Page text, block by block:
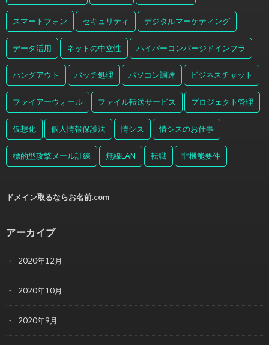
スマートフォン セキュリティ デジタルマーケティング
データ活用 ネットの中立性 ハイパーコンバージドインフラ
ハングアウト バッチ処理 パソコン調達 ビジネスチャット
ファイアーウォール ファイル転送サービス プロジェクト管理
仮想化 個人情報保護法 情シス 情シスのお仕事
標的型攻撃メール訓練 無線LAN 転職 非機能要件
ドメイン取るならお名前.com
アーカイブ
2020年12月
2020年10月
2020年9月